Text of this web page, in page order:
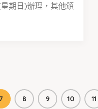
期日)辦理，其他頒
7 8 9 10 11